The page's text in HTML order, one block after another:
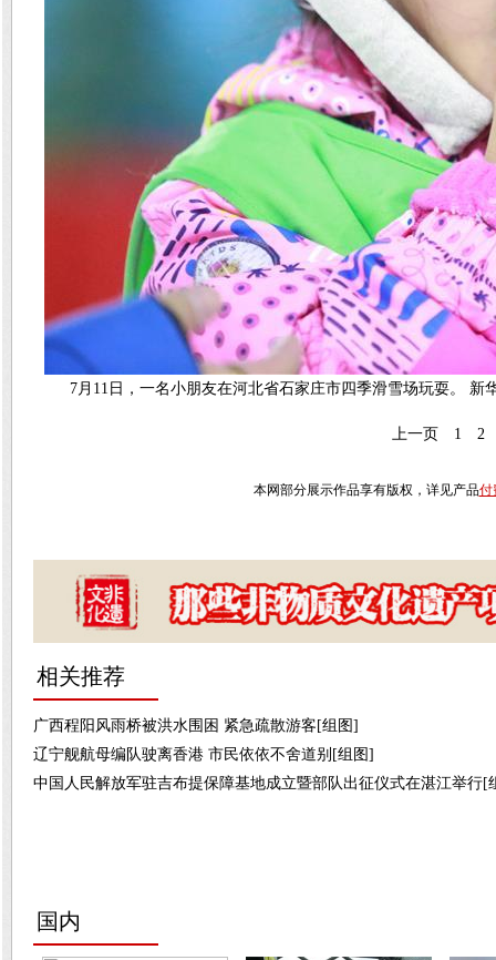
7月11日，一名小朋友在河北省石家庄市四季滑雪场玩耍。 新
上一页 1 2
本网部分展示作品享有版权，详见产品付
相关推荐
广西程阳风雨桥被洪水围困 紧急疏散游客[组图]
辽宁舰航母编队驶离香港 市民依依不舍道别[组图]
中国人民解放军驻吉布提保障基地成立暨部队出征仪式在湛江举行[